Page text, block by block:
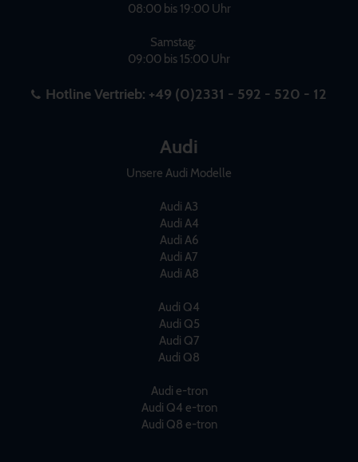
08:00 bis 19:00 Uhr
Samstag:
09:00 bis 15:00 Uhr
Hotline Vertrieb: +49 (0)2331 - 592 - 520 - 12
Audi
Unsere Audi Modelle
Audi A3
Audi A4
Audi A6
Audi A7
Audi A8
Audi Q4
Audi Q5
Audi Q7
Audi Q8
Audi e-tron
Audi Q4 e-tron
Audi Q8 e-tron